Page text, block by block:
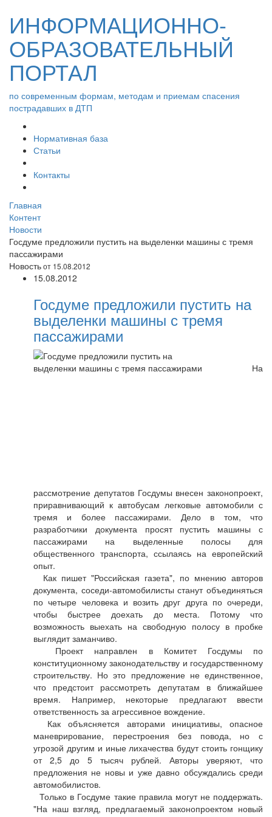
ИНФОРМАЦИОННО-
ОБРАЗОВАТЕЛЬНЫЙ
ПОРТАЛ
по современным формам, методам и приемам спасения
пострадавших в ДТП
Нормативная база
Статьи
Контакты
Главная
Контент
Новости
Госдуме предложили пустить на выделенки машины с тремя
пассажирами
Новостьот 15.08.2012
15.08.2012
Госдуме предложили пустить на
выделенки машины с тремя
пассажирами
На
рассмотрение депутатов Госдумы внесен законопроект,
приравнивающий к автобусам легковые автомобили с
тремя и более пассажирами. Дело в том, что
разработчики документа просят пустить машины с
пассажирами на выделенные полосы для
общественного транспорта, ссылаясь на европейский
опыт.
Как пишет "Российская газета", по мнению авторов
документа, соседи-автомобилисты станут объединяться
по четыре человека и возить друг друга по очереди,
чтобы быстрее доехать до места. Потому что
возможность выехать на свободную полосу в пробке
выглядит заманчиво.
Проект направлен в Комитет Госдумы по
конституционному законодательству и государственному
строительству. Но это предложение не единственное,
что предстоит рассмотреть депутатам в ближайшее
время. Например, некоторые предлагают ввести
ответственность за агрессивное вождение.
Как объясняется авторами инициативы, опасное
маневрирование, перестроения без повода, но с
угрозой другим и иные лихачества будут стоить гонщику
от 2,5 до 5 тысяч рублей. Авторы уверяют, что
предложения не новы и уже давно обсуждались среди
автомобилистов.
Только в Госдуме такие правила могут не поддержать.
"На наш взгляд, предлагаемый законопроектом новый